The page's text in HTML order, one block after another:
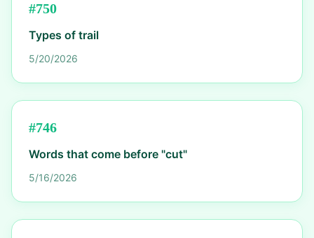
#750
Types of trail
5/20/2026
#746
Words that come before "cut"
5/16/2026